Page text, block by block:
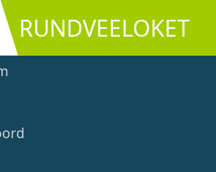
inhoud gaan
RUNDVEELOKET